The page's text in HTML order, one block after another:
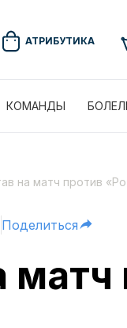
АТРИБУТИКА
КОМАНДЫ
на матч против
Поделиться